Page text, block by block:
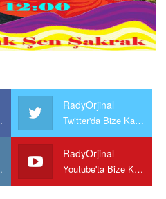
RadyOrjinal
Twitter'da Bize Katılın
RadyOrjinal
Youtube'ta Bize Katılın